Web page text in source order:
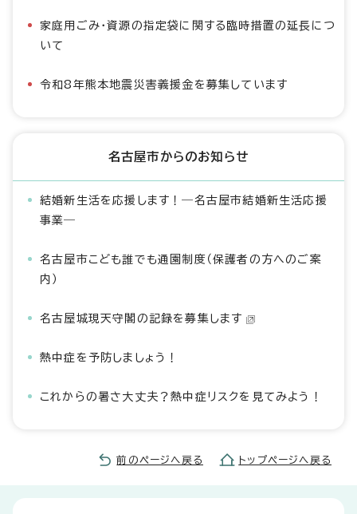
家庭用ごみ・資源の指定袋に関する臨時措置の延長につ
いて
令和8年熊本地震災害義援金を募集しています
名古屋市からのお知らせ
結婚新生活を応援します！―名古屋市結婚新生活応援
事業―
名古屋市こども誰でも通園制度（保護者の方へのご案
内）
名古屋城現天守閣の記録を募集します
熱中症を予防しましょう！
これからの暑さ大丈夫？熱中症リスクを見てみよう！
前のページへ戻る トップページへ戻る